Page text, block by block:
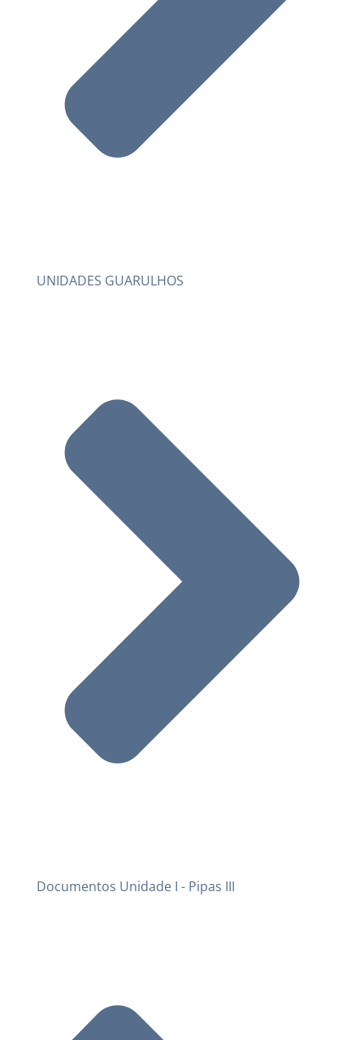
UNIDADES GUARULHOS
Documentos Unidade I - Pipas III